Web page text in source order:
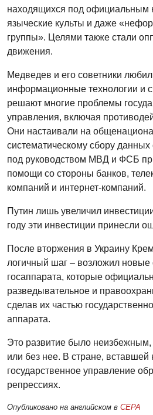
находящихся под официальным
языческие культы и даже
группы». Целями также стали
движения.
Медведев и его советники
информационные технологии и
решают многие проблемы
управления, включая
Они настаивали на
систематическому сбору
под руководством МВД и ФСБ
помощи со стороны банков,
компаний и интернет-компаний.
Путин лишь увеличил
году эти инвестиции принесли
После вторжения в Украину
логичный шаг – возложил новые
госаппарата, которые
разведывательное и
сделав их частью
аппарата.
Это развитие было неизбежным,
или без нее. В стране, вставшей
государственное управление
репрессиях.
Опубликовано на английском в CEPA